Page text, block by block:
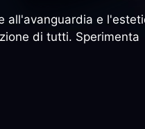
e
di tutti. Sperimenta